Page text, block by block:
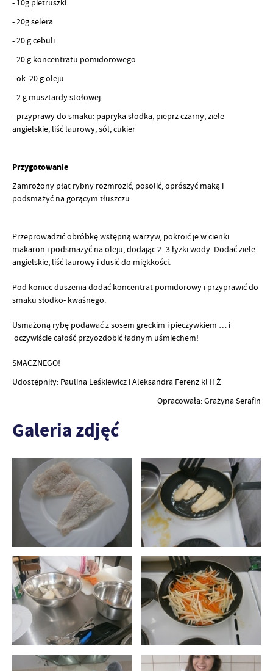
- 10g pietruszki
- 20g selera
- 20 g cebuli
- 20 g koncentratu pomidorowego
- ok. 20 g oleju
- 2 g musztardy stołowej
- przyprawy do smaku: papryka słodka, pieprz czarny, ziele
angielskie, liść laurowy, sól, cukier
Przygotowanie
Zamrożony płat rybny rozmrozić, posolić, oprószyć mąką i
podsmażyć na gorącym tłuszczu
Przeprowadzić obróbkę wstępną warzyw, pokroić je w cienki
makaron i podsmażyć na oleju, dodając 2- 3 łyżki wody. Dodać ziele
angielskie, liść laurowy i dusić do miękkości.
Pod koniec duszenia dodać koncentrat pomidorowy i przyprawić do
smaku słodko- kwaśnego.
Usmażoną rybę podawać z sosem greckim i pieczywkiem … i
oczywiście całość przyozdobić ładnym uśmiechem!
SMACZNEGO!
Udostępniły: Paulina Leśkiewicz i Aleksandra Ferenz kl II Ż
Opracowała: Grażyna Serafin
Galeria zdjęć